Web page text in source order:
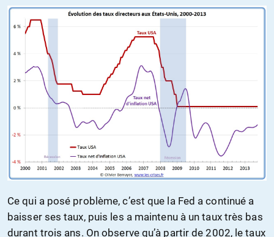
Ce qui a posé problème, c’est que la Fed a continué a
baisser ses taux, puis les a maintenu à un taux très bas
durant trois ans. On observe qu’à partir de 2002, le taux